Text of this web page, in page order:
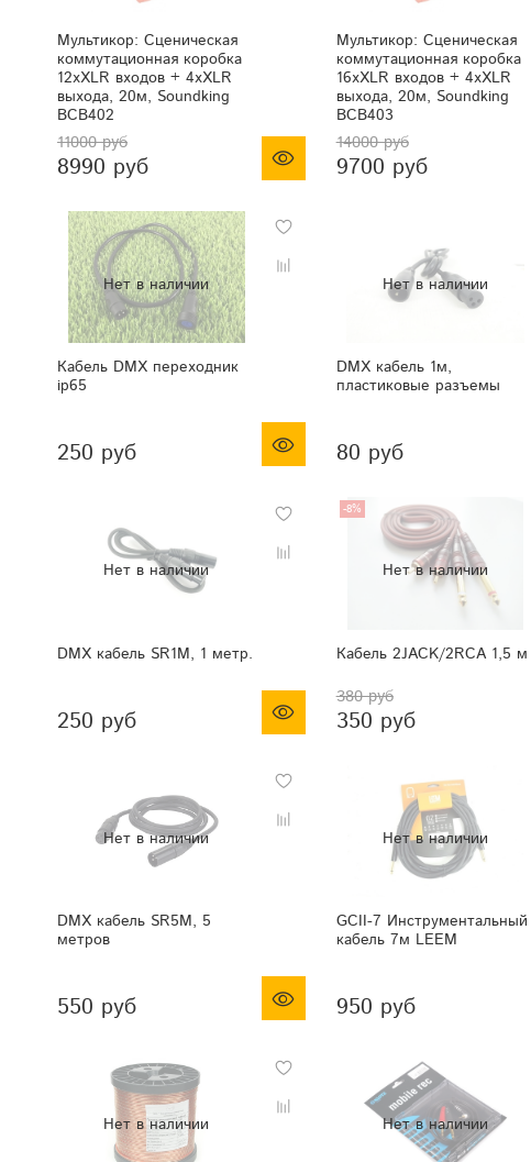
Мультикор: Сценическая
коммутационная коробка
12хXLR входов + 4хXLR
выхода, 20м, Soundking
BCB402
11000 руб
8990 руб
Мультикор: Сценическая
коммутационная коробка
16хXLR входов + 4хXLR
выхода, 20м, Soundking
BCB403
14000 руб
9700 руб
Кабель DMX переходник
ip65
250 руб
DMX кабель 1м,
пластиковые разъемы
80 руб
DMX кабель SR1M, 1 метр.
250 руб
-8%
Кабель 2JACK/2RCA 1,5 м
380 руб
350 руб
DMX кабель SR5M, 5
метров
550 руб
GCII-7 Инструментальный
кабель 7м LEEM
950 руб